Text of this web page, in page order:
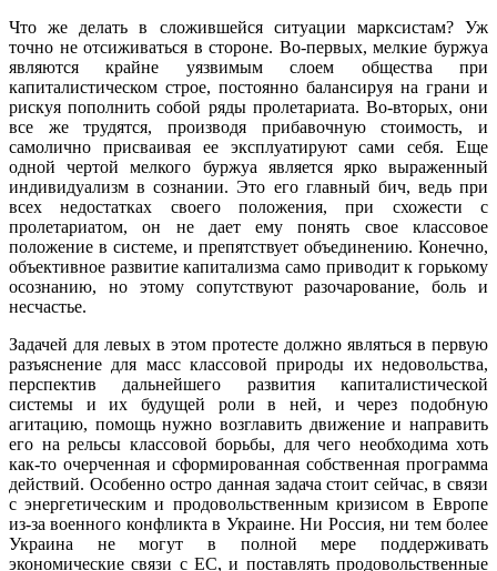
Что же делать в сложившейся ситуации марксистам? Уж
точно не отсиживаться в стороне. Во-первых, мелкие буржуа
являются крайне уязвимым слоем общества при
капиталистическом строе, постоянно балансируя на грани и
рискуя пополнить собой ряды пролетариата. Во-вторых, они
все же трудятся, производя прибавочную стоимость, и
самолично присваивая ее эксплуатируют сами себя. Еще
одной чертой мелкого буржуа является ярко выраженный
индивидуализм в сознании. Это его главный бич, ведь при
всех недостатках своего положения, при схожести с
пролетариатом, он не дает ему понять свое классовое
положение в системе, и препятствует объединению. Конечно,
объективное развитие капитализма само приводит к горькому
осознанию, но этому сопутствуют разочарование, боль и
несчастье.
Задачей для левых в этом протесте должно являться в первую
разъяснение для масс классовой природы их недовольства,
перспектив дальнейшего развития капиталистической
системы и их будущей роли в ней, и через подобную
агитацию, помощь нужно возглавить движение и направить
его на рельсы классовой борьбы, для чего необходима хоть
как-то очерченная и сформированная собственная программа
действий. Особенно остро данная задача стоит сейчас, в связи
с энергетическим и продовольственным кризисом в Европе
из-за военного конфликта в Украине. Ни Россия, ни тем более
Украина не могут в полной мере поддерживать
экономические связи с ЕС, и поставлять продовольственные